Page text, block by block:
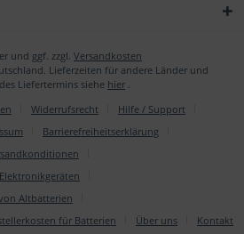
und ggf. zzgl. Versandkosten
Lieferzeiten für andere Länder und
Liefertermins siehe hier
Widerrufsrecht
Hilfe / Support
Barrierefreiheitserklärung
Altbatterien
für Batterien
Über uns Kontakt